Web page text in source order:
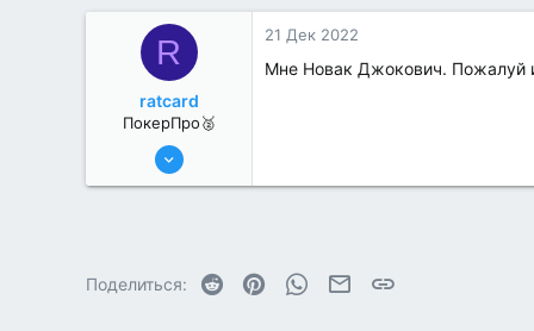
R
ratcard
ПокерПро🥈
13 Июн 2022
21 Дек 2022
Мне Новак Джокович. Пожалуй
Поделиться: Reddit PinterestWhatsAppЭлектронная почта